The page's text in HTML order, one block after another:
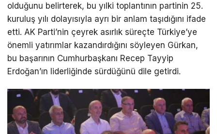
olduğunu belirterek, bu yılki toplantının partinin 25.
kuruluş yılı dolayısıyla ayrı bir anlam taşıdığını ifade
etti. AK Parti’nin çeyrek asırlık süreçte Türkiye’ye
önemli yatırımlar kazandırdığını söyleyen Gürkan,
bu başarının Cumhurbaşkanı Recep Tayyip
Erdoğan’ın liderliğinde sürdüğünü dile getirdi.